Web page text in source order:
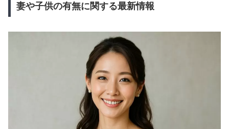
妻や子供の有無に関する最新情報